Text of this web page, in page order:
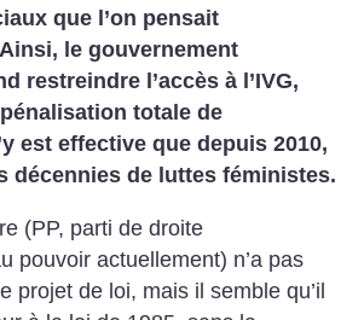
que l’on pensait
le gouvernement
restreindre l’accès à l’IVG,
totale de
est effective que depuis 2010,
décennies de luttes féministes.
(PP, parti de droite
pouvoir actuellement) n’a pas
projet de loi, mais il semble qu’il